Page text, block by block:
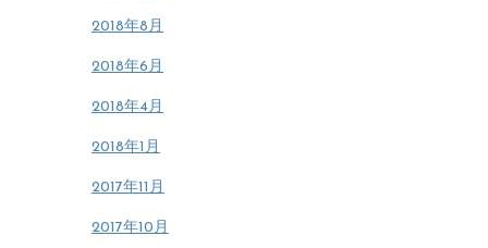
2018年8月
2018年6月
2018年4月
2018年1月
2017年11月
2017年10月